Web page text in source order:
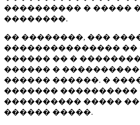
���������� � �����
��������.
�� ��������, ���
��������������� ��
������ �� �
������ �
������ ������. �
������� ����������
���������� �����
������ �����.